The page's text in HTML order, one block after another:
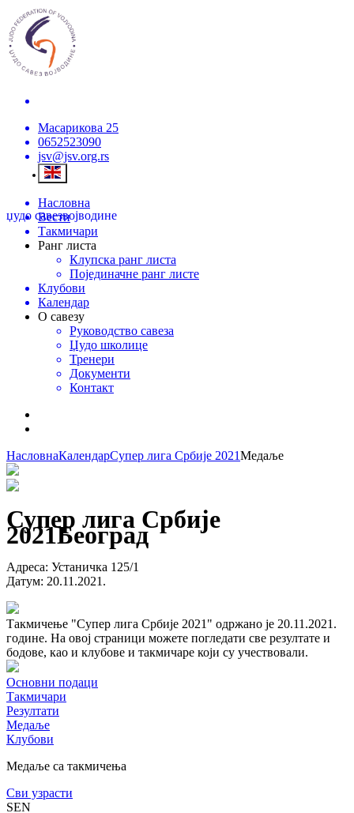
Масарикова 25
0652523090
jsv@jsv.org.rs
џудо савезвојводине
Насловна
Вести
Такмичари
Ранг листа
Клупска ранг листа
Појединачне ранг листе
Клубови
Календар
О савезу
Руководство савеза
Џудо школице
Тренери
Документи
Контакт
НасловнаКалендарСупер лига Србије 2021Медаље
Супер лига Србије
2021Београд
Адреса: Устаничка 125/1
Датум: 20.11.2021.
Такмичење "Супер лига Србије 2021" одржано је 20.11.2021.
године. На овој страници можете погледати све резултате и
бодове, као и клубове и такмичаре који су учествовали.
Основни подаци
Такмичари
Резултати
Медаље
Клубови
Медаље са такмичења
Сви узрасти
SEN